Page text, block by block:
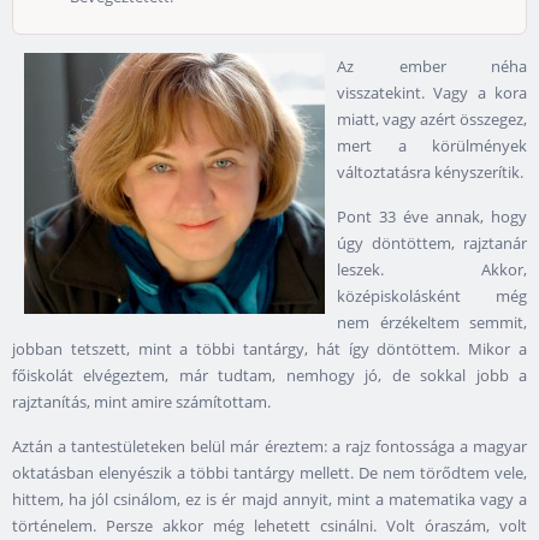
Az ember néha
visszatekint. Vagy a kora
miatt, vagy azért összegez,
mert a körülmények
változtatásra kényszerítik.
Pont 33 éve annak, hogy
úgy döntöttem, rajztanár
leszek. Akkor,
középiskolásként még
nem érzékeltem semmit,
jobban tetszett, mint a többi tantárgy, hát így döntöttem. Mikor a
főiskolát elvégeztem, már tudtam, nemhogy jó, de sokkal jobb a
rajztanítás, mint amire számítottam.
Aztán a tantestületeken belül már éreztem: a rajz fontossága a magyar
oktatásban elenyészik a többi tantárgy mellett. De nem törődtem vele,
hittem, ha jól csinálom, ez is ér majd annyit, mint a matematika vagy a
történelem. Persze akkor még lehetett csinálni. Volt óraszám, volt